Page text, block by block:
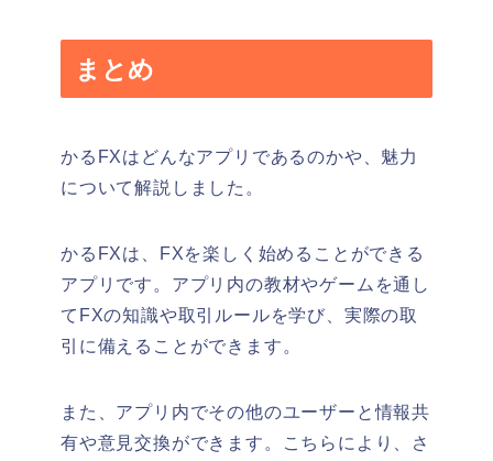
まとめ
かるFXはどんなアプリであるのかや、魅力
について解説しました。
かるFXは、FXを楽しく始めることができる
アプリです。アプリ内の教材やゲームを通し
てFXの知識や取引ルールを学び、実際の取
引に備えることができます。
また、アプリ内でその他のユーザーと情報共
有や意見交換ができます。こちらにより、さ